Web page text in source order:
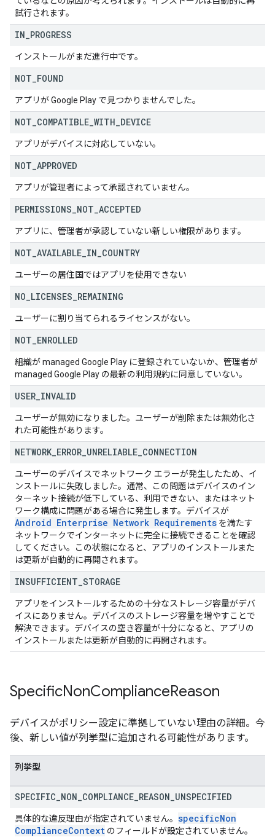
試行されます。
IN PROGRESS
インストールがまだ進行中です。
NOT FOUND
アプリが Google Play で見つかりませんでした。
NOT COMPATIBLE WITH DEVICE
アプリがデバイスに対応していない。
NOT APPROVED
アプリが管理者によって承認されていません。
PERMISSIONS NOT ACCEPTED
アプリに、管理者が承認していない新しい権限があります。
NOT AVAILABLE IN COUNTRY
ユーザーの居住国ではアプリを使用できない
NO LICENSES REMAINING
ユーザーに割り当てられるライセンスがない。
NOT ENROLLED
組織が managed Google Play に登録されていないか、管理者が
managed Google Play の最新の利用規約に同意していない。
USER INVALID
ユーザーが無効になりました。ユーザーが削除または無効化さ
れた可能性があります。
NETWORK ERROR UNRELIABLE CONNECTION
ユーザーのデバイスでネットワーク エラーが発生したため、イ
ンストールに失敗しました。通常、この問題はデバイスのイン
ターネット接続が低下している、利用できない、またはネット
ワーク構成に問題がある場合に発生します。デバイスが
Android Enterprise Network Requirements を満たす
ネットワークでインターネットに完全に接続できることを確認
してください。この状態になると、アプリのインストールまた
は更新が自動的に再開されます。
INSUFFICIENT STORAGE
アプリをインストールするための十分なストレージ容量がデバ
イスにありません。デバイスのストレージ容量を増やすことで
解決できます。デバイスの空き容量が十分になると、アプリの
インストールまたは更新が自動的に再開されます。
SpecificNonComplianceReason
デバイスがポリシー設定に準拠していない理由の詳細。今
後、新しい値が列挙型に追加される可能性があります。
列挙型
SPECIFIC NON COMPLIANCE REASON UNSPECIFIED
具体的な違反理由が指定されていません。 specificNon
ComplianceContext のフィールドが設定されていません。